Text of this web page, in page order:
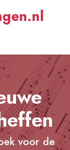
voor de